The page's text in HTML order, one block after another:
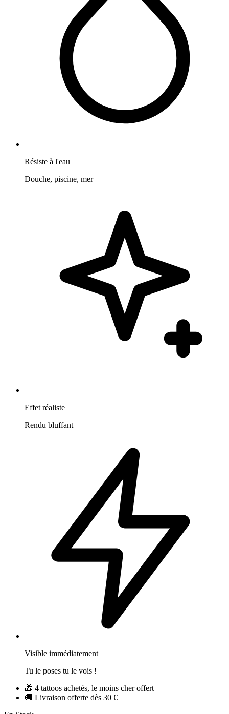
Résiste à l'eau
Douche, piscine, mer
Effet réaliste
Rendu bluffant
Visible immédiatement
Tu le poses tu le vois !
🎁 4 tattoos achetés, le moins cher offert
🚚 Livraison offerte dès 30 €